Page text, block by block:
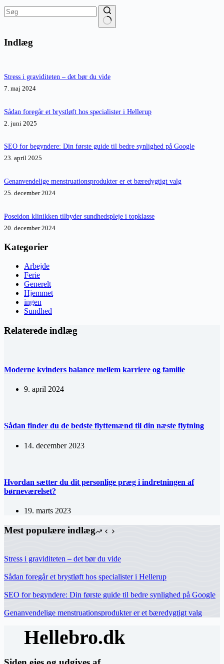
resultater
Indlæg
Stress i graviditeten – det bør du vide
7. maj 2024
Sådan foregår et brystløft hos specialister i Hellerup
2. juni 2025
SEO for begyndere: Din første guide til bedre synlighed på Google
23. april 2025
Genanvendelige menstruationsprodukter er et bæredygtigt valg
25. december 2024
Poseidon klinikken tilbyder sundhedspleje i topklasse
20. december 2024
Kategorier
Arbejde
Ferie
Generelt
Hjemmet
ingen
Sundhed
Relaterede indlæg
Moderne kvinders balance mellem karriere og familie
9. april 2024
Sådan finder du de bedste flyttemænd til din næste flytning
14. december 2023
Hvordan sætter du dit personlige præg i indretningen af
børneværelset?
19. marts 2023
Mest populære indlæg
Stress i graviditeten – det bør du vide
Sådan foregår et brystløft hos specialister i Hellerup
SEO for begyndere: Din første guide til bedre synlighed på Google
Genanvendelige menstruationsprodukter er et bæredygtigt valg